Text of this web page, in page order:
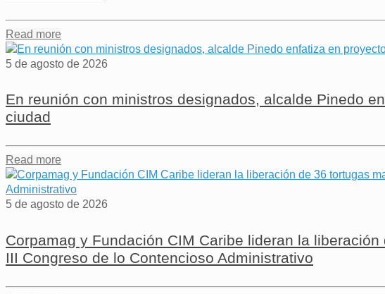
Read more
5 de agosto de 2026
En reunión con ministros designados, alcalde Pinedo
ciudad
Read more
5 de agosto de 2026
Corpamag y Fundación CIM Caribe lideran la
III Congreso de lo Contencioso Administrativo